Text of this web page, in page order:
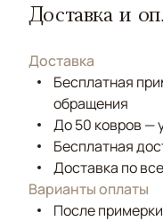
Доставка и
Доставка
Бесплатная
обращения
До 50 ковров —
Бесплатная
Доставка по
Варианты оплаты
После